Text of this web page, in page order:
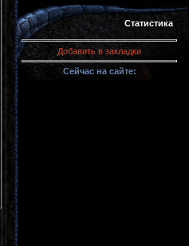
Статистика
Добавить в закладки
Сейчас на сайте: